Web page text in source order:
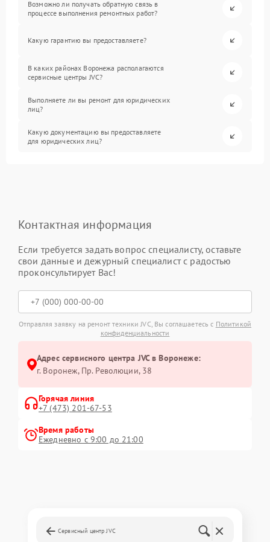
Возможно ли получать обратную связь в
процессе выполнения ремонтных работ?
Какую гарантию вы предоставляете?
В каких районах Воронежа располагаются
сервисные центры JVC?
Выполняете ли вы ремонт для юридических
лиц?
Какую документацию вы предоставляете
для юридических лиц?
Контактная информация
Если требуется задать вопрос специалисту, оставьте
свои данные и дежурный специалист с радостью
проконсультирует Вас!
Отправляя заявку на ремонт техники JVC, Вы соглашаетесь с Политикой
конфиденциальности
Адрес сервисного центра JVC в Воронеже:
г. Воронеж, Пр. Революции, 38
Горячая линия
+7 (473) 201-67-53
Время работы
Ежедневно с 9:00 до 21:00
Сервисный центр JVC